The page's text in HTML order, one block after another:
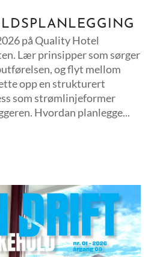
på Quality Hotel
Lær prinsipper som sørger
og flyt mellom
opp en strukturert
som strømlinjeformer
Hvordan planlegge...